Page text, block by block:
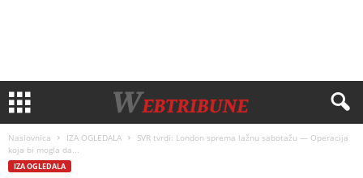
Naslovnica IZA OGLEDALA
SVR tvrdi: London sprema lažnu sabotažu — Operacija
koja bi mogla da...
IZA OGLEDALA